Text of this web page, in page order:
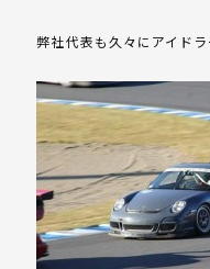
弊社代表も久々にアイドラ